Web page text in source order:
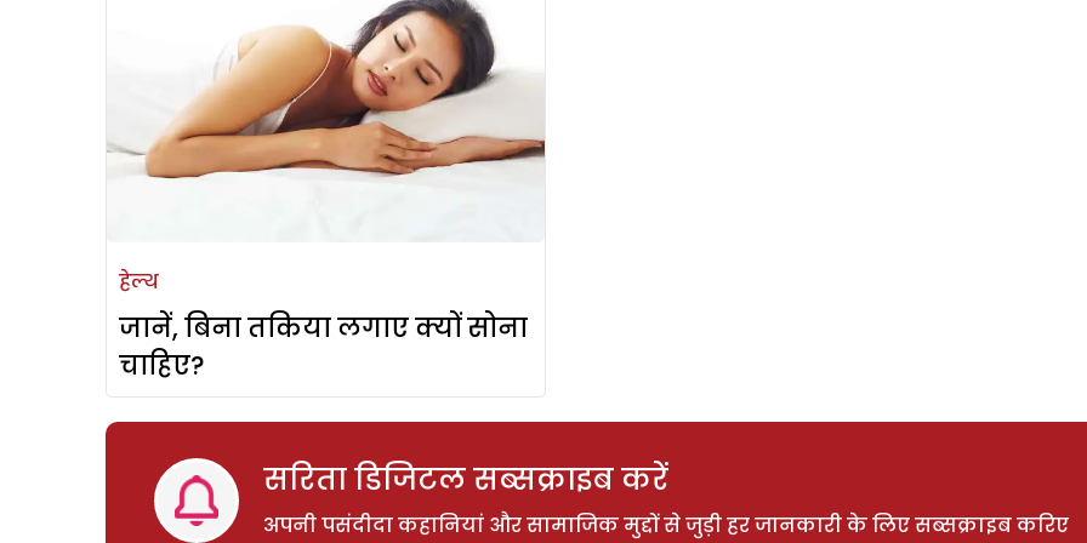
हेल्थ
जानें, बिना तकिया लगाए क्यों सोना
चाहिए?
सरिता डिजिटल सब्सक्राइब करें
अपनी पसंदीदा कहानियां और सामाजिक मुद्दों से जुड़ी हर जानकारी के लिए सब्सक्राइब करिए